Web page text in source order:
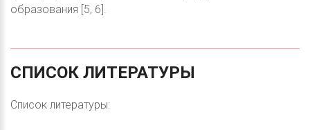
образования [5, 6].
СПИСОК ЛИТЕРАТУРЫ
Список литературы: